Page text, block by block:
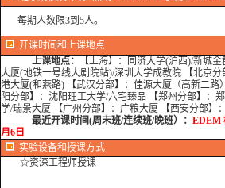
每期人数限3到5人。
开课时间和上课地点
上课地点：
【上海】：同济大学(沪西)/新城
大厦(地铁一号线大剧院站)/深圳大学成教院 【北京
港大厦(和燕路) 【武汉分部】：佳源大厦（高新二
阳分部】：沈阳理工大学/六宅臻品 【郑州分部】：
学/瑞景大厦 【广州分部】：广粮大厦 【西安分部】
最近开课时间(周末班/连续班/晚班）： EDEM
月6日
实验设备和授课方式
☆资深工程师授课